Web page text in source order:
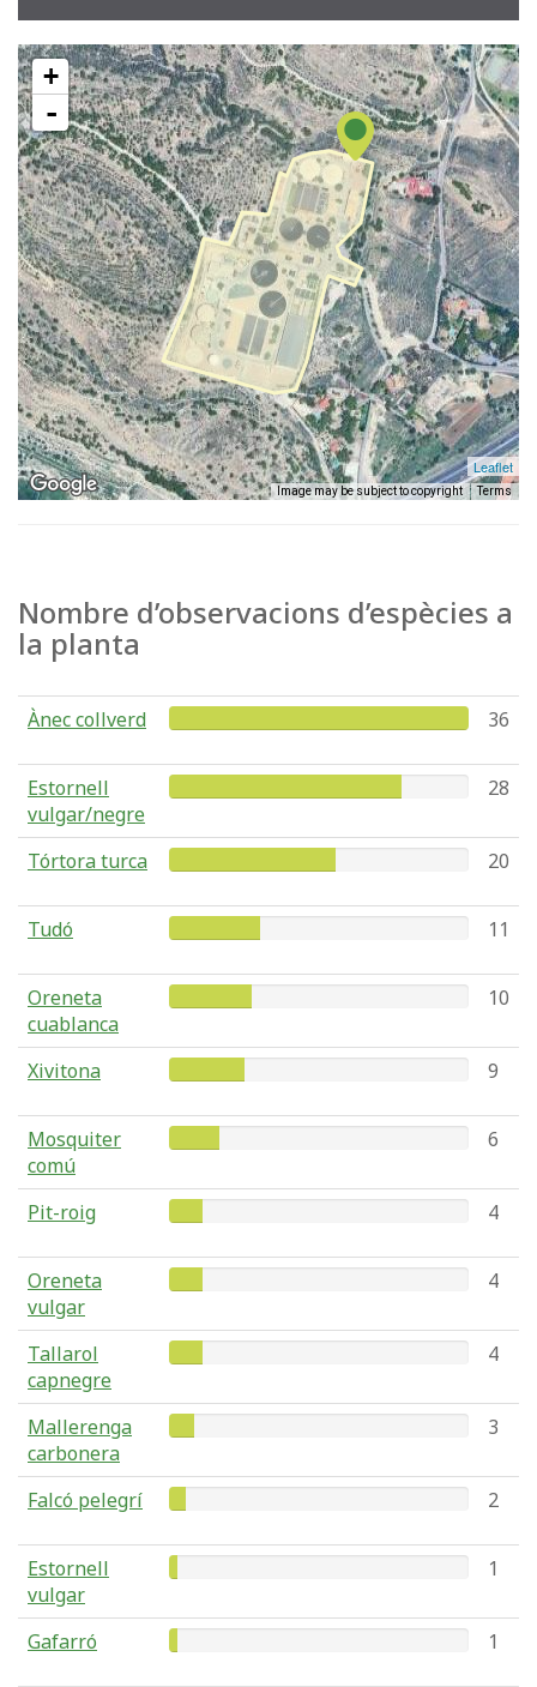
+
-
Leaflet
Image may be subject to copyright Terms
Nombre d’observacions d’espècies a
la planta
Ànec collverd 36
Estornell
vulgar/negre
28
Tórtora turca 20
Tudó 11
Oreneta
cuablanca
10
Xivitona 9
Mosquiter
comú
6
Pit-roig 4
Oreneta
vulgar
4
Tallarol
capnegre
4
Mallerenga
carbonera
3
Falcó pelegrí 2
Estornell
vulgar
1
Gafarró 1